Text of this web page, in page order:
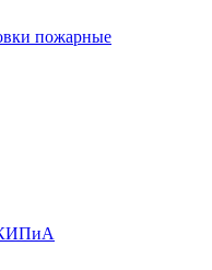
пожарные